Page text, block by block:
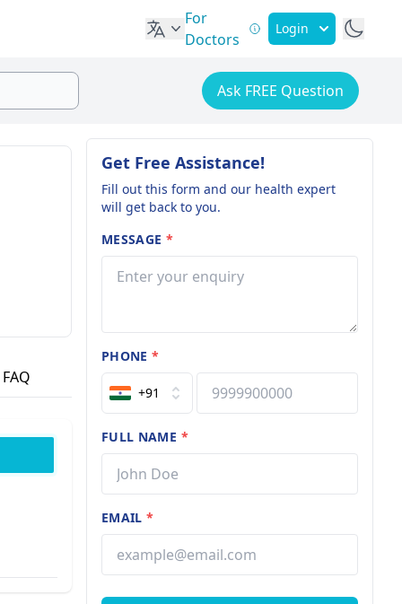
For
Doctors
Login
Ask FREE Question
FAQ
Get Free Assistance!
Fill out this form and our health expert
will get back to you.
MESSAGE *
PHONE*
+91
FULL NAME *
EMAIL*